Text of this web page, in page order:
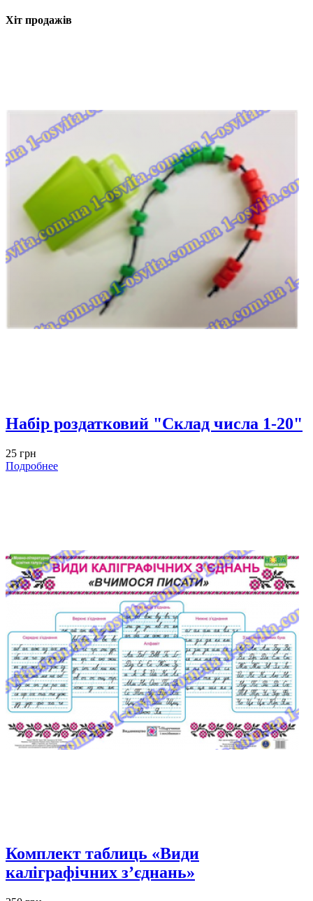
Хіт продажів
Набір роздатковий "Склад числа 1-20"
25 грн
Подробнее
Комплект таблиць «Види
каліграфічних з’єднань»